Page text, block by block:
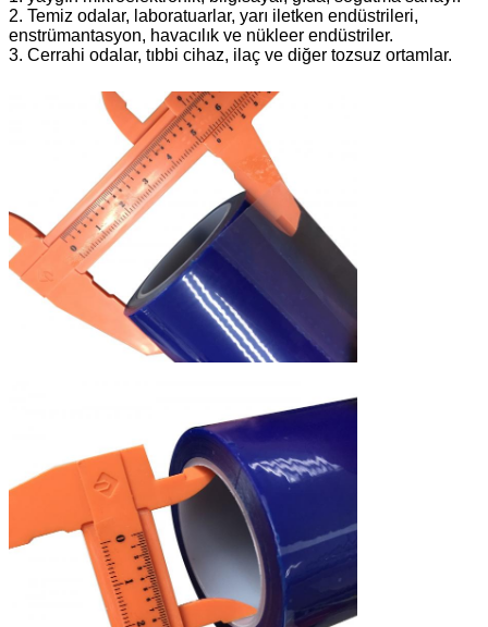
2. Temiz odalar, laboratuarlar, yarı iletken endüstrileri,
enstrümantasyon, havacılık ve nükleer endüstriler.
3. Cerrahi odalar, tıbbi cihaz, ilaç ve diğer tozsuz ortamlar.